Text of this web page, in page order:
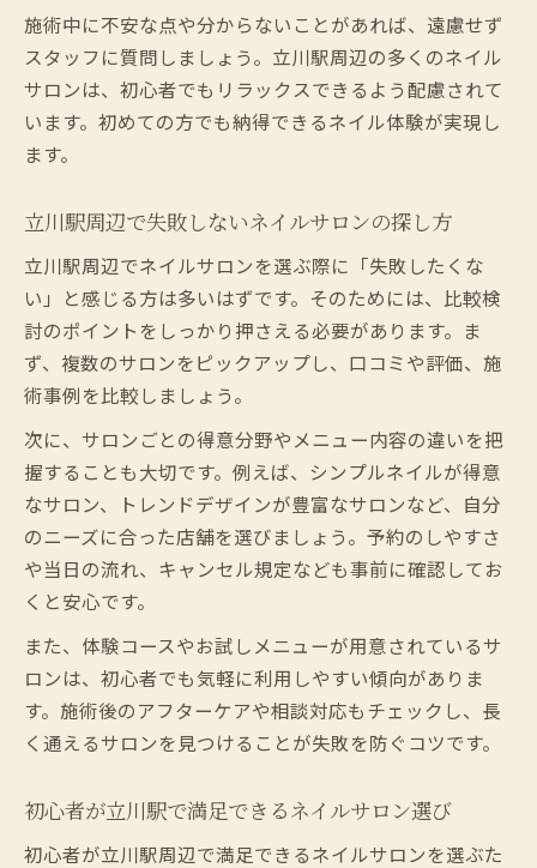
施術中に不安な点や分からないことがあれば、遠慮せず
スタッフに質問しましょう。立川駅周辺の多くのネイル
サロンは、初心者でもリラックスできるよう配慮されて
います。初めての方でも納得できるネイル体験が実現し
ます。
立川駅周辺で失敗しないネイルサロンの探し方
立川駅周辺でネイルサロンを選ぶ際に「失敗したくな
い」と感じる方は多いはずです。そのためには、比較検
討のポイントをしっかり押さえる必要があります。ま
ず、複数のサロンをピックアップし、口コミや評価、施
術事例を比較しましょう。
次に、サロンごとの得意分野やメニュー内容の違いを把
握することも大切です。例えば、シンプルネイルが得意
なサロン、トレンドデザインが豊富なサロンなど、自分
のニーズに合った店舗を選びましょう。予約のしやすさ
や当日の流れ、キャンセル規定なども事前に確認してお
くと安心です。
また、体験コースやお試しメニューが用意されているサ
ロンは、初心者でも気軽に利用しやすい傾向がありま
す。施術後のアフターケアや相談対応もチェックし、長
く通えるサロンを見つけることが失敗を防ぐコツです。
初心者が立川駅で満足できるネイルサロン選び
初心者が立川駅周辺で満足できるネイルサロンを選ぶた